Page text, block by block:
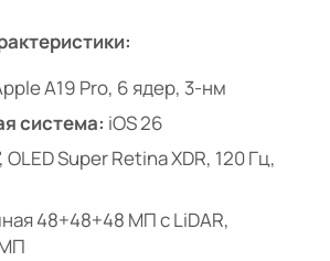
A19 Pro, 6 ядер, 3-нм
система: iOS 26
OLED Super Retina XDR, 120 Гц,
48+48+48 МП с LiDAR,